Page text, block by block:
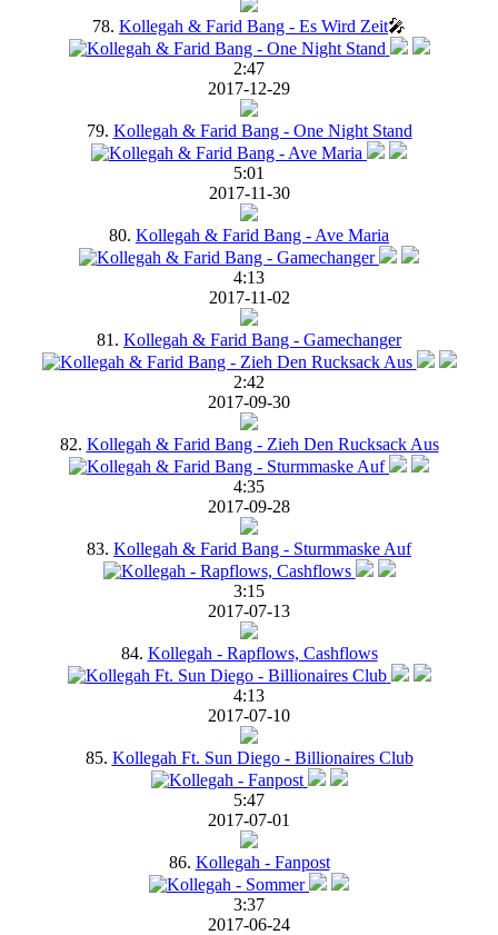
78. Kollegah & Farid Bang - Es Wird Zeit🎤
2:47
2017-12-29
79. Kollegah & Farid Bang - One Night Stand
5:01
2017-11-30
80. Kollegah & Farid Bang - Ave Maria
4:13
2017-11-02
81. Kollegah & Farid Bang - Gamechanger
2:42
2017-09-30
82. Kollegah & Farid Bang - Zieh Den Rucksack Aus
4:35
2017-09-28
83. Kollegah & Farid Bang - Sturmmaske Auf
3:15
2017-07-13
84. Kollegah - Rapflows, Cashflows
4:13
2017-07-10
85. Kollegah Ft. Sun Diego - Billionaires Club
5:47
2017-07-01
86. Kollegah - Fanpost
3:37
2017-06-24